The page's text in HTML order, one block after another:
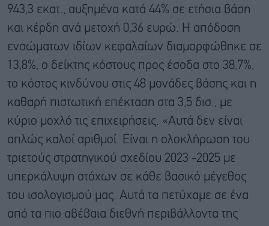
943,3 εκατ., αυξημένα κατά 44% σε ετήσια βάση
και κέρδη ανά μετοχή 0,36 ευρώ. Η απόδοση
ενσώματων ιδίων κεφαλαίων διαμορφώθηκε σε
13,8%, ο δείκτης κόστους προς έσοδα στο 38,7%,
το κόστος κινδύνου στις 48 μονάδες βάσης και η
καθαρή πιστωτική επέκταση στα 3,5 δισ., με
κύριο μοχλό τις επιχειρήσεις. «Αυτά δεν είναι
απλώς καλοί αριθμοί. Είναι η ολοκλήρωση του
τριετούς στρατηγικού σχεδίου 2023 -2025 με
υπερκάλυψη στόχων σε κάθε βασικό μέγεθος
του ισολογισμού μας. Αυτά τα πετύχαμε σε ένα
από τα πιο αβέβαια διεθνή περιβάλλοντα της